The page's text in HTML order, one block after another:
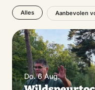
Alles Aanbevolen
Do. 6 Aug.